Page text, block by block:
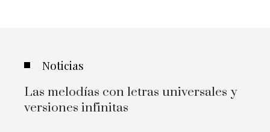
Noticias
Las melodías con letras universales y
versiones infinitas